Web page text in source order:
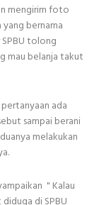
mengirim foto
bernama
tolong
mau belanja takut
ada
sampai berani
melakukan
" Kalau
di SPBU